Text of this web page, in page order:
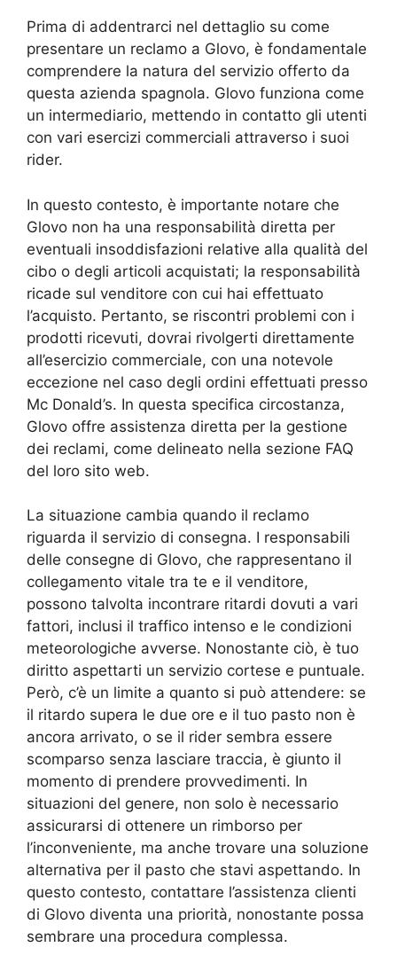
Prima di addentrarci nel dettaglio su come
presentare un reclamo a Glovo, è fondamentale
comprendere la natura del servizio offerto da
questa azienda spagnola. Glovo funziona come
un intermediario, mettendo in contatto gli utenti
con vari esercizi commerciali attraverso i suoi
rider.
In questo contesto, è importante notare che
Glovo non ha una responsabilità diretta per
eventuali insoddisfazioni relative alla qualità del
cibo o degli articoli acquistati; la responsabilità
ricade sul venditore con cui hai effettuato
l’acquisto. Pertanto, se riscontri problemi con i
prodotti ricevuti, dovrai rivolgerti direttamente
all’esercizio commerciale, con una notevole
eccezione nel caso degli ordini effettuati presso
Mc Donald’s. In questa specifica circostanza,
Glovo offre assistenza diretta per la gestione
dei reclami, come delineato nella sezione FAQ
del loro sito web.
La situazione cambia quando il reclamo
riguarda il servizio di consegna. I responsabili
delle consegne di Glovo, che rappresentano il
collegamento vitale tra te e il venditore,
possono talvolta incontrare ritardi dovuti a vari
fattori, inclusi il traffico intenso e le condizioni
meteorologiche avverse. Nonostante ciò, è tuo
diritto aspettarti un servizio cortese e puntuale.
Però, c’è un limite a quanto si può attendere: se
il ritardo supera le due ore e il tuo pasto non è
ancora arrivato, o se il rider sembra essere
scomparso senza lasciare traccia, è giunto il
momento di prendere provvedimenti. In
situazioni del genere, non solo è necessario
assicurarsi di ottenere un rimborso per
l’inconveniente, ma anche trovare una soluzione
alternativa per il pasto che stavi aspettando. In
questo contesto, contattare l’assistenza clienti
di Glovo diventa una priorità, nonostante possa
sembrare una procedura complessa.